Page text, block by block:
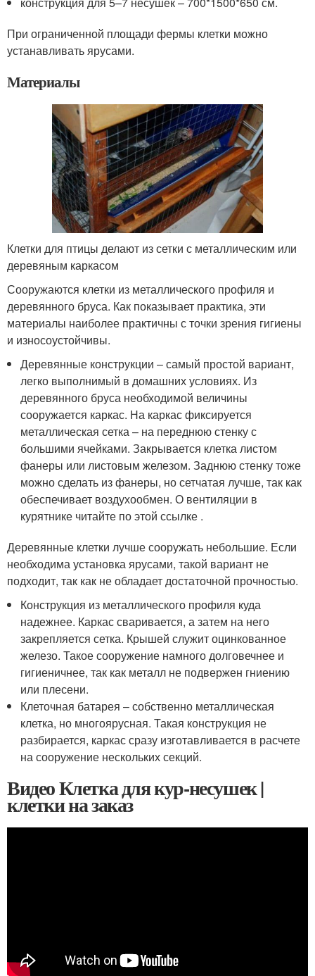
При ограниченной площади фермы клетки можно
устанавливать ярусами.
Материалы
Клетки для птицы делают из сетки с металлическим или
деревяным каркасом
Сооружаются клетки из металлического профиля и
деревянного бруса. Как показывает практика, эти
материалы наиболее практичны с точки зрения гигиены
и износоустойчивы.
Деревянные конструкции – самый простой вариант,
легко выполнимый в домашних условиях. Из
деревянного бруса необходимой величины
сооружается каркас. На каркас фиксируется
металлическая сетка – на переднюю стенку с
большими ячейками. Закрывается клетка листом
фанеры или листовым железом. Заднюю стенку тоже
можно сделать из фанеры, но сетчатая лучше, так как
обеспечивает воздухообмен. О вентиляции в
курятнике читайте по этой ссылке .
Деревянные клетки лучше сооружать небольшие. Если
необходима установка ярусами, такой вариант не
подходит, так как не обладает достаточной прочностью.
Конструкция из металлического профиля куда
надежнее. Каркас сваривается, а затем на него
закрепляется сетка. Крышей служит оцинкованное
железо. Такое сооружение намного долговечнее и
гигиеничнее, так как металл не подвержен гниению
или плесени.
Клеточная батарея – собственно металлическая
клетка, но многоярусная. Такая конструкция не
разбирается, каркас сразу изготавливается в расчете
на сооружение нескольких секций.
Видео Клетка для кур-несушек |
клетки на заказ